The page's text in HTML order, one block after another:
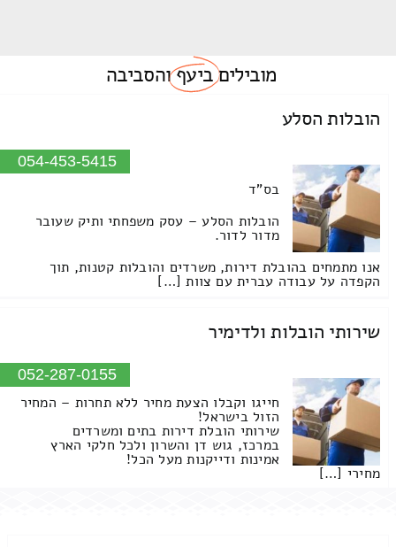
מוביליםביעףוהסביבה
הובלות הסלע
054-453-5415
בס"ד
הובלות הסלע – עסק משפחתי ותיק שעובר
מדור לדור.
אנו מתמחים בהובלת דירות, משרדים והובלות קטנות, תוך
הקפדה על עבודה עברית עם צוות […]
שירותי הובלות ולדימיר
052-287-0155
חייגו וקבלו הצעת מחיר ללא תחרות – המחיר
הזול בישראל!
שירותי הובלת דירות בתים ומשרדים
במרכז, גוש דן והשרון ולכל חלקי הארץ
אמינות ודייקנות מעל הכל!
מחירי […]